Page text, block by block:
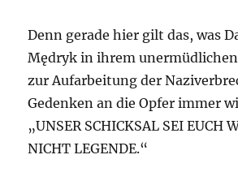
Denn gerade hier gilt das, was
Mędryk in ihrem
zur Aufarbeitung der
Gedenken an die Opfer immer
„UNSER SCHICKSAL SEI EUCH
NICHT LEGENDE.“